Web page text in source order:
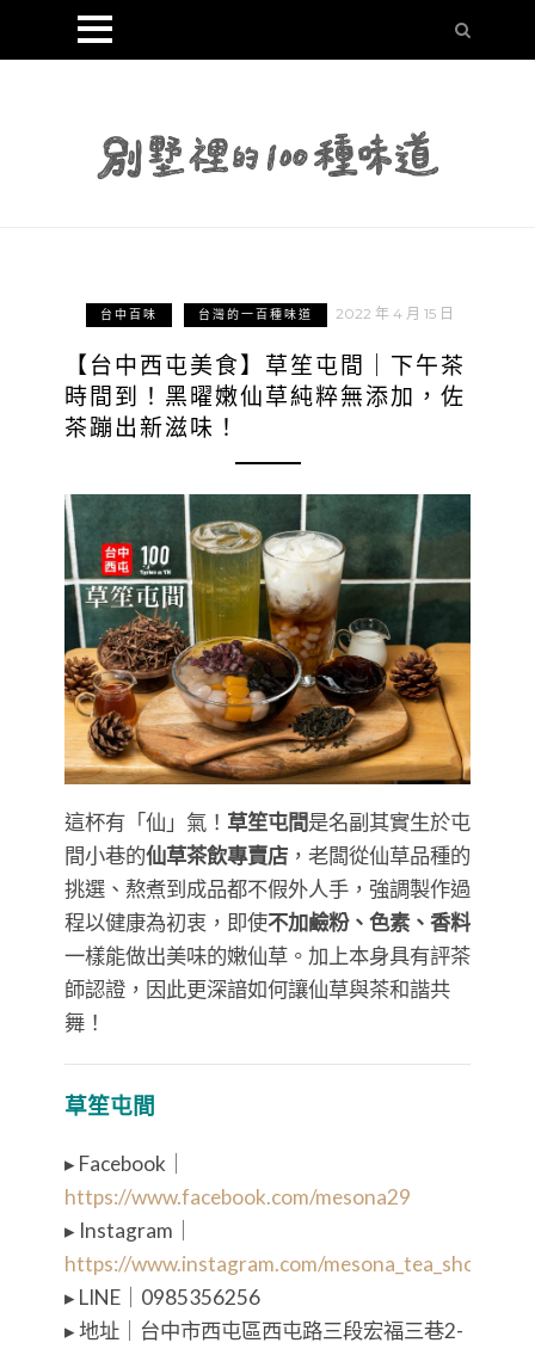
台中百味 台灣的一百種味道 2022 年 4 月 15 日
【台中西屯美食】草笙屯間｜下午茶
時間到！黑曜嫩仙草純粹無添加，佐
茶蹦出新滋味！
這杯有「仙」氣！ 草笙屯間是名副其實生於屯
間小巷的仙草茶飲專賣店 ，老闆從仙草品種的
挑選、熬煮到成品都不假外人手，強調製作過
程以健康為初衷，即使不加鹼粉、色素、香料
一樣能做出美味的嫩仙草。加上本身具有評茶
師認證，因此更深諳如何讓仙草與茶和諧共
舞！
草笙屯間
▸ Facebook｜
https://www.facebook.com/mesona29
▸ Instagram｜
https://www.instagram.com/mesona_tea_shop/
▸ LINE｜0985356256
▸ 地址｜台中市西屯區西屯路三段宏福三巷2-